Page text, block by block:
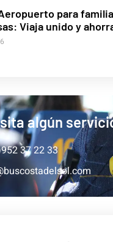
para
Viaja unido y
algún
37 22 33